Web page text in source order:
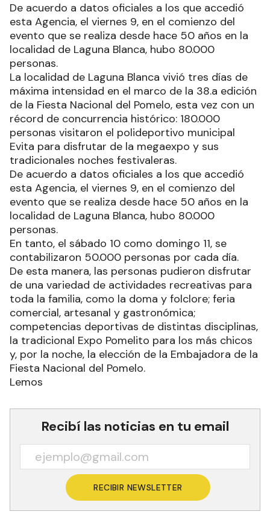
De acuerdo a datos oficiales a los que accedió
esta Agencia, el viernes 9, en el comienzo del
evento que se realiza desde hace 50 años en la
localidad de Laguna Blanca, hubo 80.000
personas.
La localidad de Laguna Blanca vivió tres días de
máxima intensidad en el marco de la 38.a edición
de la Fiesta Nacional del Pomelo, esta vez con un
récord de concurrencia histórico: 180.000
personas visitaron el polideportivo municipal
Evita para disfrutar de la megaexpo y sus
tradicionales noches festivaleras.
De acuerdo a datos oficiales a los que accedió
esta Agencia, el viernes 9, en el comienzo del
evento que se realiza desde hace 50 años en la
localidad de Laguna Blanca, hubo 80.000
personas.
En tanto, el sábado 10 como domingo 11, se
contabilizaron 50.000 personas por cada día.
De esta manera, las personas pudieron disfrutar
de una variedad de actividades recreativas para
toda la familia, como la doma y folclore; feria
comercial, artesanal y gastronómica;
competencias deportivas de distintas disciplinas,
la tradicional Expo Pomelito para los más chicos
y, por la noche, la elección de la Embajadora de la
Fiesta Nacional del Pomelo.
Lemos
Recibí las noticias en tu email
RECIBIR NEWSLETTER